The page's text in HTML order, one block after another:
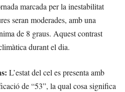
marcada per la inestabilitat
seran moderades, amb una
de 8 graus. Aquest contrast
durant el dia.
L’estat del cel es presenta amb
de “53”, la qual cosa significa